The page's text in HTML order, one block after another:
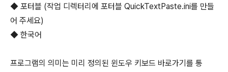
◆ 포터블 (작업 디렉터리에 포터블 QuickTextPaste.ini를 만들
어 주세요)
◆ 한국어
프로그램의 의미는 미리 정의된 윈도우 키보드 바로가기를 통